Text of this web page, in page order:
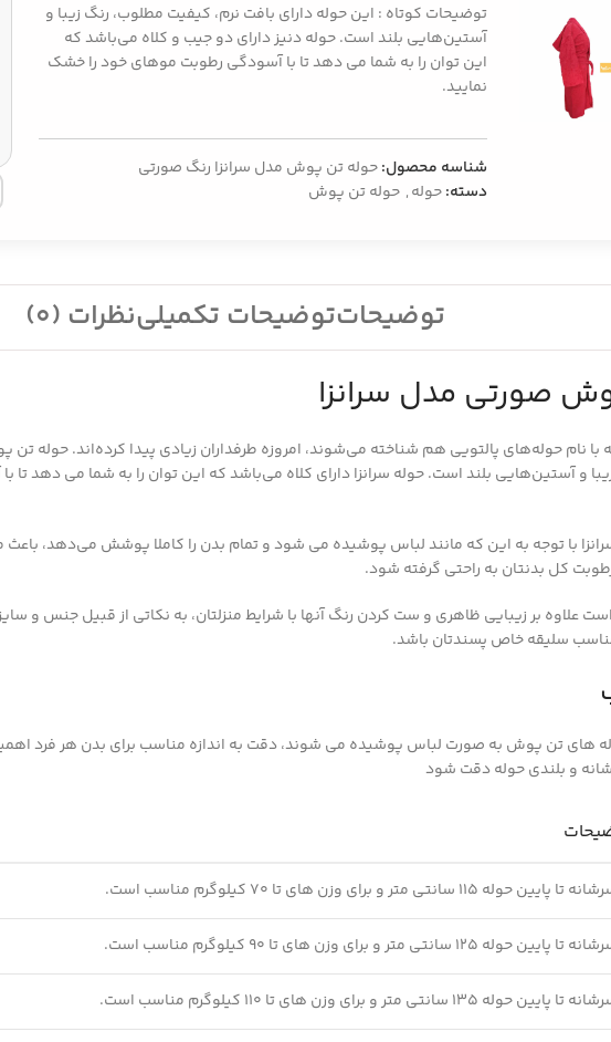
توضیحات کوتاه : این حوله دارای بافت نرم، کیفیت مطلوب، رنگ زیبا و
آستین‌هایی بلند است. حوله دنیز دارای دو جیب و کلاه می‌باشد که
این توان را به شما می دهد تا با آسودگی رطوبت موهای خود را خشک
نمایید.
شناسه محصول:حوله تن پوش مدل سرانزا رنگ صورتی
دسته:حوله, حوله تن پوش
توضیحاتتوضیحات تکمیلینظرات (0)
صورتی مدل سرانزا
نام حوله‌های پالتویی هم شناخته می‌شوند، امروزه طرفداران زیادی پیدا کرده‌اند. حوله تن
و آستین‌هایی بلند است. حوله سرانزا دارای کلاه می‌باشد که این توان را به شما می دهد
با توجه به این که مانند لباس پوشیده می شود و تمام بدن را کاملا پوشش می‌دهد، باعث
کل بدنتان به راحتی گرفته شود.
علاوه بر زیبایی ظاهری و ست کردن رنگ آنها با شرایط منزلتان، به نکاتی از قبیل جنس و
سلیقه خاص پسندتان باشد.
های تن پوش به صورت لباس پوشیده می شوند، دقت به اندازه مناسب برای بدن هر فرد
شانه و بلندی حوله دقت شود
پایین حوله 115 سانتی متر و برای وزن های تا 70 کیلوگرم مناسب است.
پایین حوله 125 سانتی متر و برای وزن های تا 90 کیلوگرم مناسب است.
پایین حوله 135 سانتی متر و برای وزن های تا 110 کیلوگرم مناسب است.